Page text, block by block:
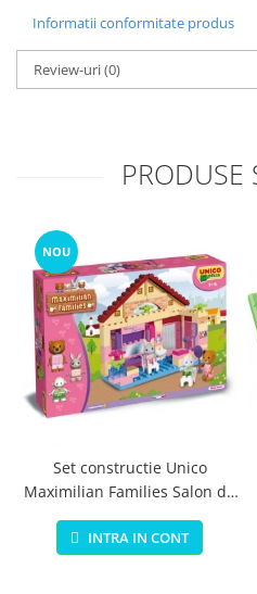
Informatii conformitate produs
Review-uri(0)
PRODUSE
NOU
Set constructie Unico
Maximilian Families Salon de
infrumusetare 80 piese
INTRA IN CONT